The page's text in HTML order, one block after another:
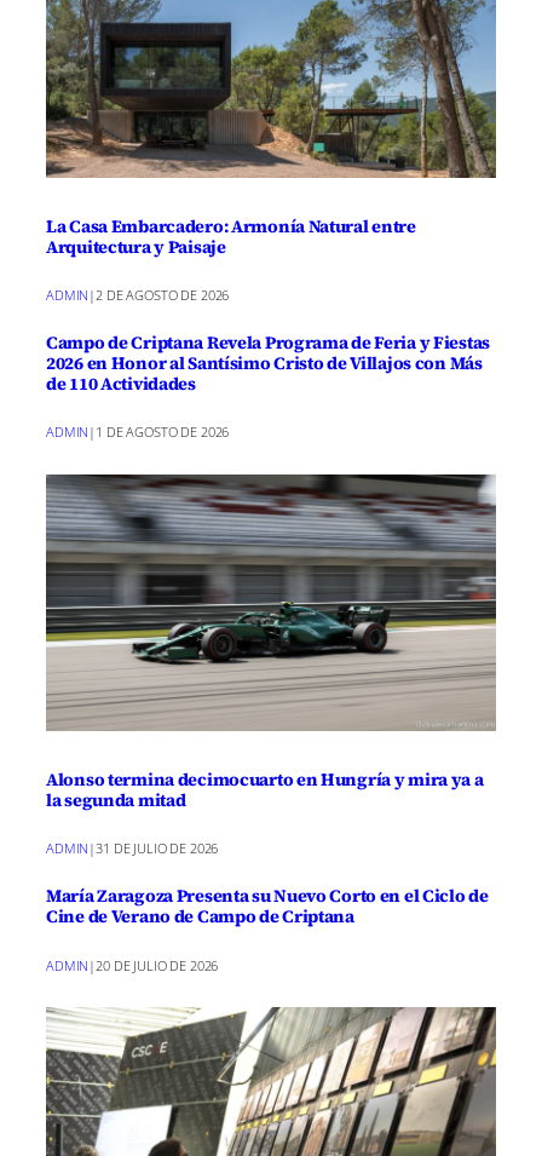
La Casa Embarcadero: Armonía Natural entre
Arquitectura y Paisaje
ADMIN |2 DE AGOSTO DE 2026
Campo de Criptana Revela Programa de Feria y Fiestas
2026 en Honor al Santísimo Cristo de Villajos con Más
de 110 Actividades
ADMIN | 1 DE AGOSTO DE 2026
Alonso termina decimocuarto en Hungría y mira ya a
la segunda mitad
ADMIN |31 DE JULIO DE 2026
María Zaragoza Presenta su Nuevo Corto en el Ciclo de
Cine de Verano de Campo de Criptana
ADMIN | 20 DE JULIO DE 2026